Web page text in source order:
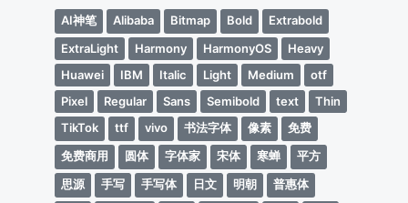
AI神笔 Alibaba Bitmap Bold
Extrabold
ExtraLight
Harmony HarmonyOS
Heavy
Huawei
IBM Italic Light Medium
otf
Pixel
Regular Sans Semibold text
Thin
TikTok
ttf vivo 书法字体 像素
免费
免费商用
圆体 字体家 宋体 寒蝉
平方
思源
手写 手写体 日文 明朝
普惠体